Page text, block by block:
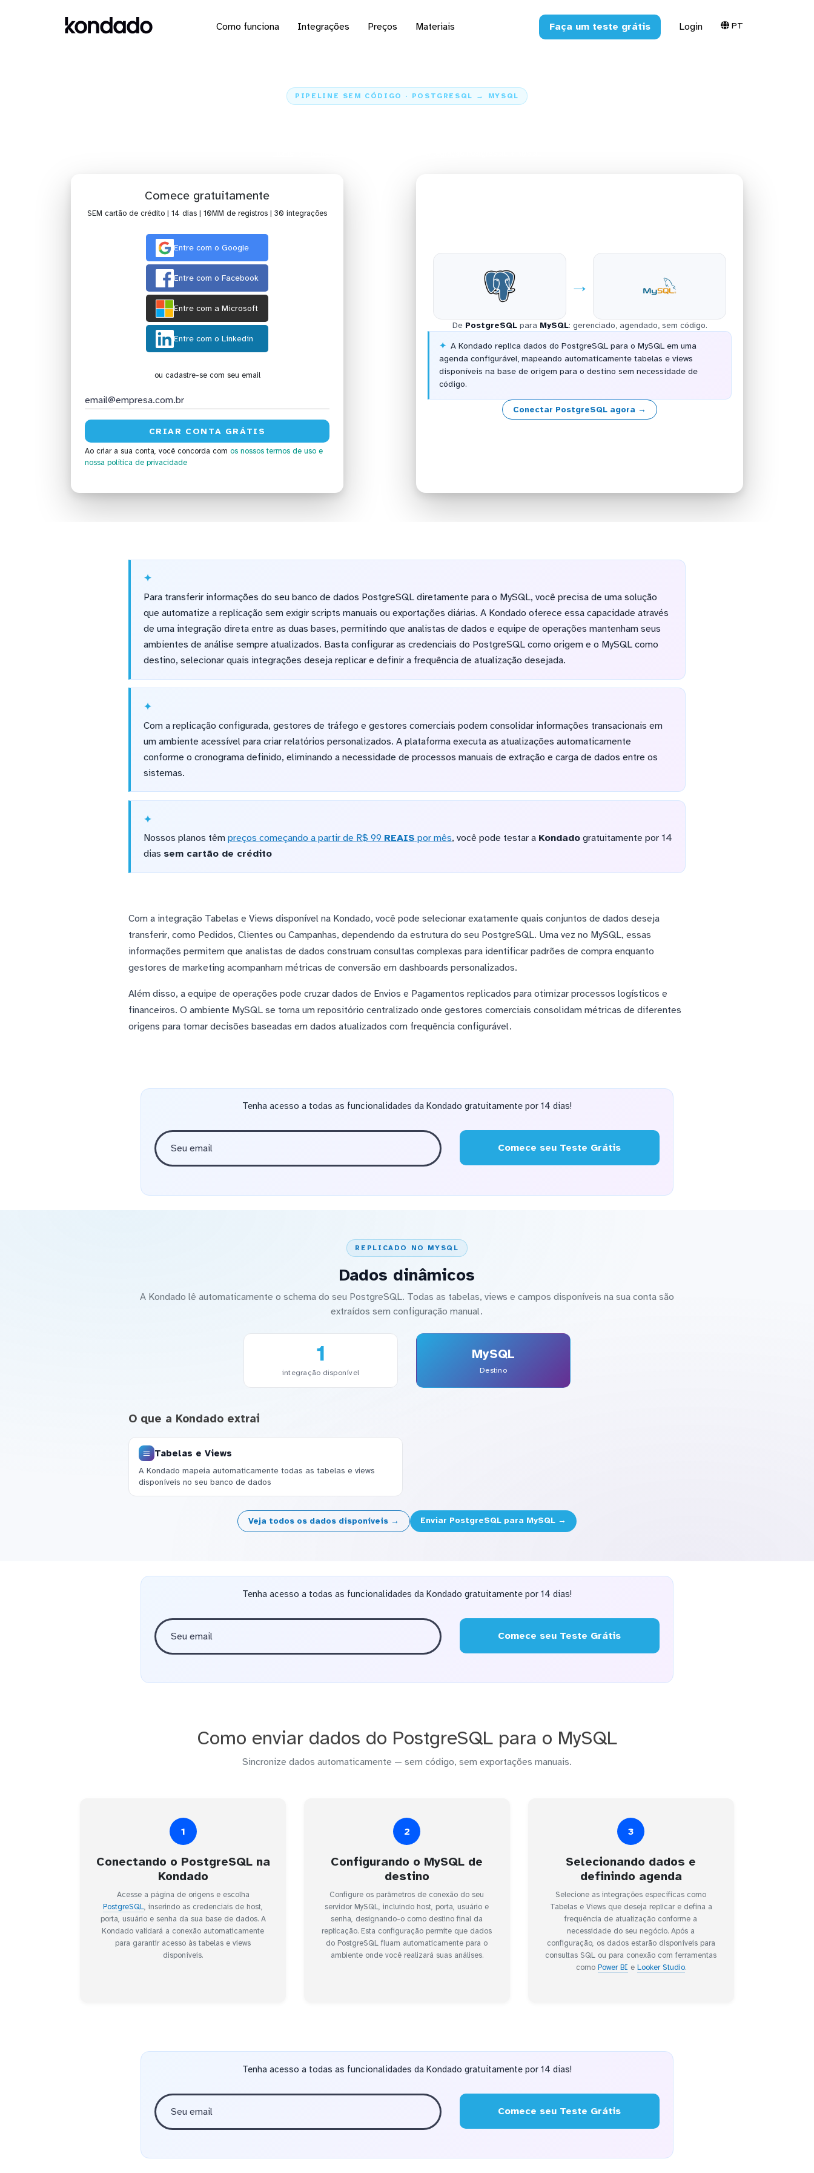
Como funciona Integrações Preços Materiais Faça um teste grátis Login PT
PIPELINE SEM CÓDIGO · POSTGRESQL → MYSQL
Comece gratuitamente
SEM cartão de crédito | 14 dias | 10MM de registros | 30 integrações
Entre com o Google
Entre com o Facebook
Entre com a Microsoft
Entre com o Linkedin
ou cadastre-se com seu email
Ao criar a sua conta, você concorda com os nossos termos de uso e
nossa política de privacidade
→
De PostgreSQLpara MySQL: gerenciado, agendado, sem código.
A Kondado replica dados do PostgreSQL para o MySQL em uma
agenda configurável, mapeando automaticamente tabelas e views
disponíveis na base de origem para o destino sem necessidade de
código.
Conectar PostgreSQL agora →
Para transferir informações do seu banco de dados PostgreSQL diretamente para o MySQL, você precisa de uma solução
que automatize a replicação sem exigir scripts manuais ou exportações diárias. A Kondado oferece essa capacidade através
de uma integração direta entre as duas bases, permitindo que analistas de dados e equipe de operações mantenham seus
ambientes de análise sempre atualizados. Basta configurar as credenciais do PostgreSQL como origem e o MySQL como
destino, selecionar quais integrações deseja replicar e definir a frequência de atualização desejada.
Com a replicação configurada, gestores de tráfego e gestores comerciais podem consolidar informações transacionais em
um ambiente acessível para criar relatórios personalizados. A plataforma executa as atualizações automaticamente
conforme o cronograma definido, eliminando a necessidade de processos manuais de extração e carga de dados entre os
sistemas.
Nossos planos têm preços começando a partir de R$ 99 REAIS por mês, você pode testar a Kondadogratuitamente por 14
dias sem cartão de crédito
Com a integração Tabelas e Views disponível na Kondado, você pode selecionar exatamente quais conjuntos de dados deseja
transferir, como Pedidos, Clientes ou Campanhas, dependendo da estrutura do seu PostgreSQL. Uma vez no MySQL, essas
informações permitem que analistas de dados construam consultas complexas para identificar padrões de compra enquanto
gestores de marketing acompanham métricas de conversão em dashboards personalizados.
Além disso, a equipe de operações pode cruzar dados de Envios e Pagamentos replicados para otimizar processos logísticos e
financeiros. O ambiente MySQL se torna um repositório centralizado onde gestores comerciais consolidam métricas de diferentes
origens para tomar decisões baseadas em dados atualizados com frequência configurável.
Tenha acesso a todas as funcionalidades da Kondado gratuitamente por 14 dias!
Comece seu Teste Grátis
REPLICADO NO MYSQL
Dados dinâmicos
A Kondado lê automaticamente o schema do seu PostgreSQL. Todas as tabelas, views e campos disponíveis na sua conta são
extraídos sem configuração manual.
1
integração disponível
MySQL
Destino
O que a Kondado extrai
Tabelas e Views
A Kondado mapeia automaticamente todas as tabelas e views
disponíveis no seu banco de dados
Veja todos os dados disponíveis → Enviar PostgreSQL para MySQL →
Tenha acesso a todas as funcionalidades da Kondado gratuitamente por 14 dias!
Comece seu Teste Grátis
Como enviar dados do PostgreSQL para o MySQL
Sincronize dados automaticamente — sem código, sem exportações manuais.
1
Conectando o PostgreSQL na
Kondado
Acesse a página de origens e escolha
PostgreSQL, inserindo as credenciais de host,
porta, usuário e senha da sua base de dados. A
Kondado validará a conexão automaticamente
para garantir acesso às tabelas e views
disponíveis.
2
Configurando o MySQL de
destino
Configure os parâmetros de conexão do seu
servidor MySQL, incluindo host, porta, usuário e
senha, designando-o como destino final da
replicação. Esta configuração permite que dados
do PostgreSQL fluam automaticamente para o
ambiente onde você realizará suas análises.
3
Selecionando dados e
definindo agenda
Selecione as integrações específicas como
Tabelas e Views que deseja replicar e defina a
frequência de atualização conforme a
necessidade do seu negócio. Após a
configuração, os dados estarão disponíveis para
consultas SQL ou para conexão com ferramentas
como Power BI e Looker Studio.
Tenha acesso a todas as funcionalidades da Kondado gratuitamente por 14 dias!
Comece seu Teste Grátis